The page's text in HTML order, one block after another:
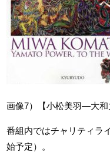
画像7）【小松美羽―大和
番組内ではチャリティラ
始予定）。